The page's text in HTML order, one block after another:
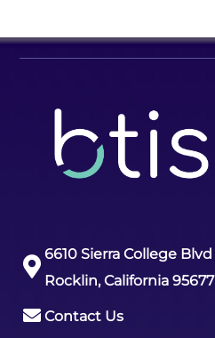
6610 Sierra College Blvd
Rocklin, California 95677
Contact Us